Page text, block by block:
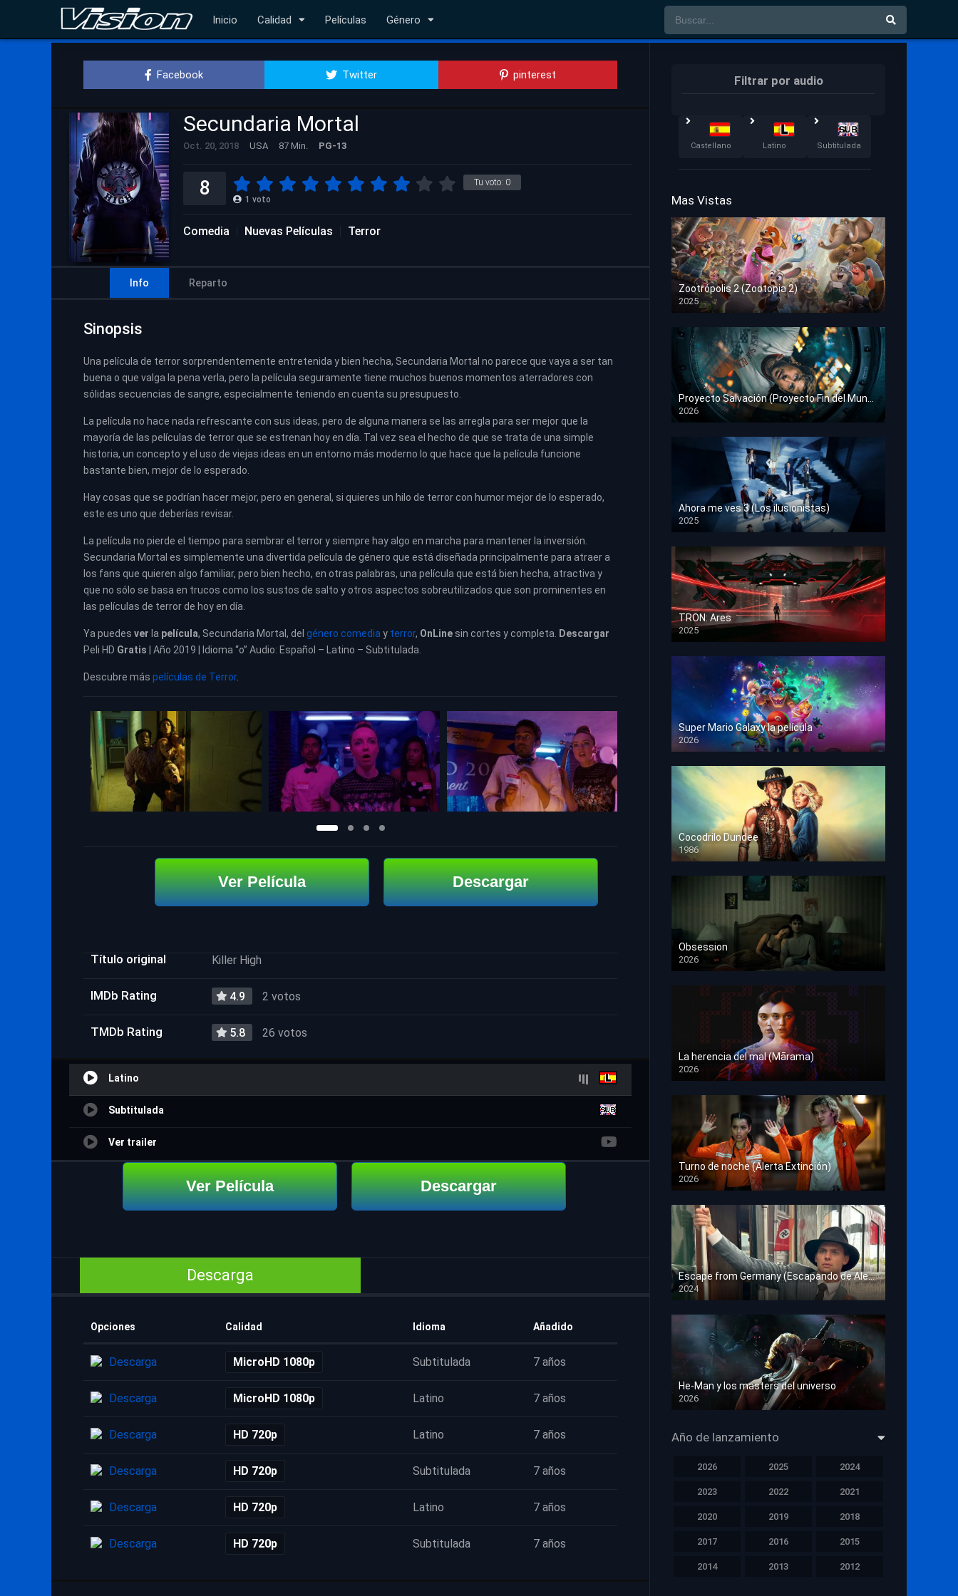
Inicio Calidad Películas Género
Facebook Twitter pinterest
Secundaria Mortal
Oct. 20, 2018 USA 87 Min. PG-13
Tu voto: 0
8 1 voto
Comedia Nuevas Películas Terror
Info Reparto
Sinopsis
Una película de terror sorprendentemente entretenida y bien hecha, Secundaria Mortal no parece que vaya a ser tan
buena o que valga la pena verla, pero la película seguramente tiene muchos buenos momentos aterradores con
sólidas secuencias de sangre, especialmente teniendo en cuenta su presupuesto.
La película no hace nada refrescante con sus ideas, pero de alguna manera se las arregla para ser mejor que la
mayoría de las películas de terror que se estrenan hoy en día. Tal vez sea el hecho de que se trata de una simple
historia, un concepto y el uso de viejas ideas en un entorno más moderno lo que hace que la película funcione
bastante bien, mejor de lo esperado.
Hay cosas que se podrían hacer mejor, pero en general, si quieres un hilo de terror con humor mejor de lo esperado,
este es uno que deberías revisar.
La película no pierde el tiempo para sembrar el terror y siempre hay algo en marcha para mantener la inversión.
Secundaria Mortal es simplemente una divertida película de género que está diseñada principalmente para atraer a
los fans que quieren algo familiar, pero bien hecho, en otras palabras, una película que está bien hecha, atractiva y
que no sólo se basa en trucos como los sustos de salto y otros aspectos sobreutilizados que son prominentes en
las películas de terror de hoy en día.
Ya puedes ver la película, Secundaria Mortal, del género comedia y terror, OnLine sin cortes y completa.
Descargar
Peli HD Gratis | Año 2019 | Idioma “o” Audio: Español – Latino – Subtitulada.
Descubre más películas de Terror.
Ver Película Descargar
Título original Killer High
IMDb Rating 4.9 2 votos
TMDb Rating 5.8 26 votos
Latino
Subtitulada
Ver trailer
Ver Película Descargar
Descarga
Opciones Calidad Idioma Añadido
Descarga MicroHD 1080p Subtitulada 7 años
Descarga MicroHD 1080p Latino 7 años
Descarga HD 720p Latino 7 años
Descarga HD 720p Subtitulada 7 años
Descarga HD 720p Latino 7 años
Descarga HD 720p Subtitulada 7 años
Filtrar por audio
Castellano Latino Subtitulada
Mas Vistas
Zootrópolis 2 (Zootopia 2)
2025
HD 1080p
Proyecto Salvación (Proyecto Fin del Mundo)
2026
HD 1080p
Ahora me ves 3 (Los ilusionistas)
2025
HD 1080p
TRON: Ares
2025
HD 1080p
Super Mario Galaxy la película
2026
HD 1080p
Cocodrilo Dundee
1986
HD 1080p
Obsession
2026
HD 1080p
La herencia del mal (Mārama)
2026
HD 1080p
Turno de noche (Alerta Extinción)
2026
HD 1080p
Escape from Germany (Escapando de Alemania)
2024
HD 1080p
He-Man y los masters del universo
2026
HD 1080p
Año de lanzamiento
2026 2025 2024
2023 2022 2021
2020 2019 2018
2017 2016 2015
2014 2013 2012